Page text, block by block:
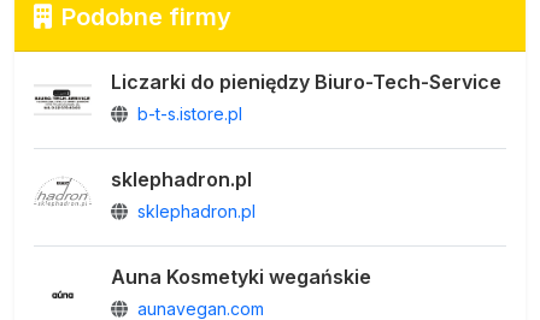
Podobne firmy
Liczarki do pieniędzy Biuro-Tech-Service
b-t-s.istore.pl
sklephadron.pl
sklephadron.pl
Auna Kosmetyki wegańskie
aunavegan.com